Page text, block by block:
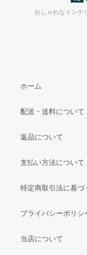
おしゃれなインテ
ホーム
配送・送料について
返品について
支払い方法について
特定商取引法に基づ
プライバシーポリシ
当店について